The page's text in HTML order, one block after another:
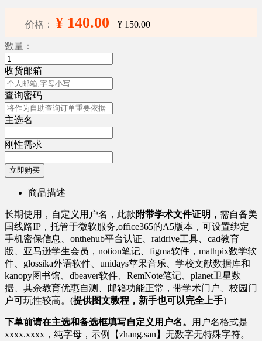
价格： ¥ 140.00 ¥ 150.00
数量：
收货邮箱
查询密码
主选名
刚性需求
立即购买
商品描述
长期使用，自定义用户名，此款附带学术文件证明， 需自备美
国线路IP，托管于微软服务,office365的A5版本，可设置绑定
手机密保信息、onthehub平台认证、raidrive工具、cad教育
版、亚马逊学生会员，notion笔记、figma软件，mathpix数学软
件、glossika外语软件、unidays苹果音乐、学校文献数据库和
kanopy图书馆、dbeaver软件、RemNote笔记、planet卫星数
据、其余教育优惠自测、邮箱功能正常，带学术门户、校园门
户可玩性较高。(提供图文教程，新手也可以完全上手）
下单前请在主选和备选框填写自定义用户名。
用户名格式是
xxxx.xxxx，纯字母，示例【zhang.san】无数字无特殊字符。